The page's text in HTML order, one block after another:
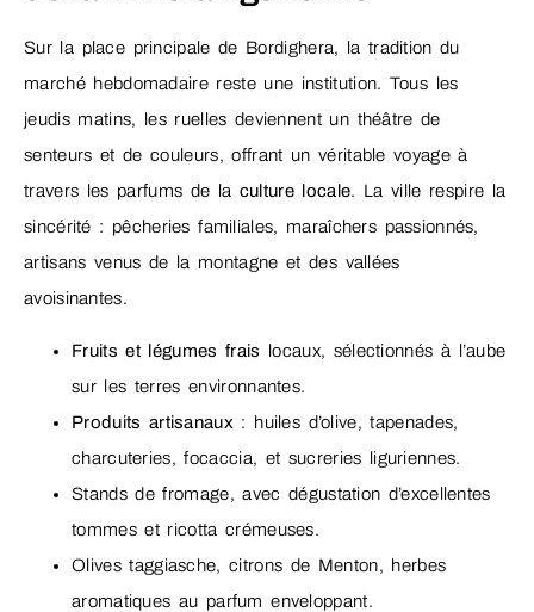
Sur la place principale de Bordighera, la tradition du
marché hebdomadaire reste une institution. Tous les
jeudis matins, les ruelles deviennent un théâtre de
senteurs et de couleurs, offrant un véritable voyage à
travers les parfums de la culture locale. La ville respire la
sincérité : pêcheries familiales, maraîchers passionnés,
artisans venus de la montagne et des vallées
avoisinantes.
Fruits et légumes frais locaux, sélectionnés à l’aube
sur les terres environnantes.
Produits artisanaux : huiles d’olive, tapenades,
charcuteries, focaccia, et sucreries liguriennes.
Stands de fromage, avec dégustation d’excellentes
tommes et ricotta crémeuses.
Olives taggiasche, citrons de Menton, herbes
aromatiques au parfum enveloppant.